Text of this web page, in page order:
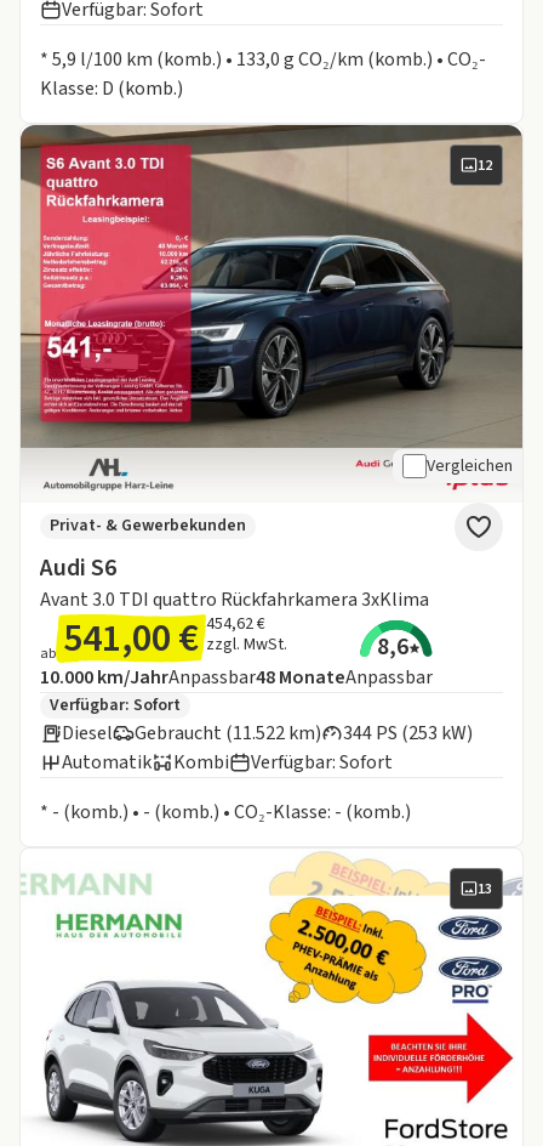
Verfügbar: Sofort
* 5,9 l/100 km (komb.) • 133,0 g CO₂/km (komb.) • CO₂-
Klasse: D (komb.)
12
Vergleichen
Audi S6
Avant 3.0 TDI quattro Rückfahrkamera 3xKlima
Privat- & Gewerbekunden
ab 541,00 € 454,62 €
zzgl. MwSt.
8,6
Angebotsdetails:
Inklusive Laufleistung
10.000 km/JahrAnpassbarLaufzeit
48MonateAnpassbar
Zusätzliche Fahrzeuginformationen:
Verfügbar: Sofort
Diesel Gebraucht (11.522 km)
344 PS (253 kW)
Automatik
Kombi
Verfügbar: Sofort
* - (komb.) • - (komb.) • CO₂-Klasse: - (komb.)
13